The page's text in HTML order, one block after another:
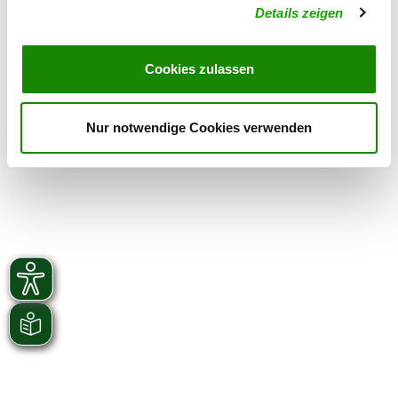
Details zeigen
Cookies zulassen
Nur notwendige Cookies verwenden
85386 Eching
Derzeit keine Welpen